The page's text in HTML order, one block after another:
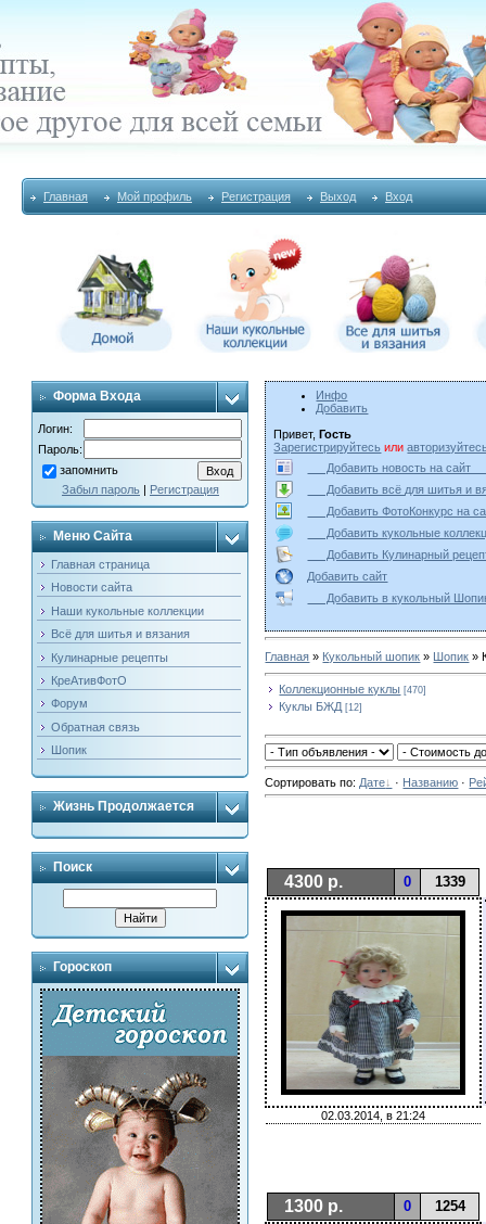
Главная Мой профиль Регистрация Выход Вход
Форма Входа
Логин:
Пароль:
запомнить
Забыл пароль| Регистрация
Меню Сайта
Главная страница
Новости сайта
Наши кукольные коллекции
Всё для шитья и вязания
Кулинарные рецепты
КреАтивФотО
Форум
Обратная связь
Шопик
Жизнь Продолжается
Поиск
Гороскоп
Инфо
Добавить
Привет,Гость
Зарегистрируйтесь или
Добавить новость на
Добавить всё для шитья и
Добавить ФотоКонкурс на
Добавить кукольные
Добавить Кулинарный
Добавить сайт
Добавить в кукольный
Главная » Кукольный шопик » Шопик »
Коллекционные куклы [470]
Куклы БЖД [12]
Сортировать по: Дате · Названию ·
4300 р. 0 1339
02.03.2014, в 21:24
1300 р. 0 1254